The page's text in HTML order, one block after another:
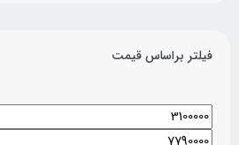
فیلتر براساس قیمت